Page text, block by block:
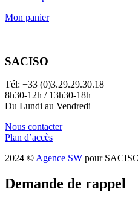
Mon panier
SACISO
Tél: +33 (0)3.29.29.30.18
8h30-12h / 13h30-18h
Du Lundi au Vendredi
Nous contacter
Plan d’accès
2024 © Agence SW pour
Demande de rappel